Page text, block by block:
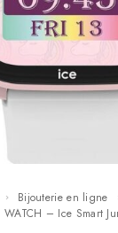
Bijouterie en ligne
WATCH – Ice Smart